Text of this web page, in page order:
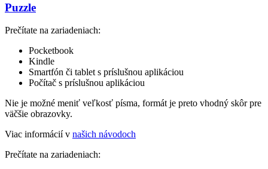
Puzzle
Prečítate na zariadeniach:
Pocketbook
Kindle
Smartfón či tablet s príslušnou aplikáciou
Počítač s príslušnou aplikáciou
Nie je možné meniť veľkosť písma, formát je preto vhodný skôr pre
väčšie obrazovky.
Viac informácií v našich návodoch
Prečítate na zariadeniach: